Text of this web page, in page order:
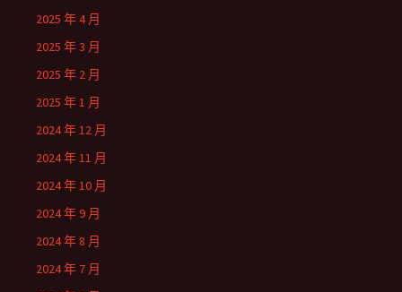
2025 年 4 月
2025 年 3 月
2025 年 2 月
2025 年 1 月
2024 年 12 月
2024 年 11 月
2024 年 10 月
2024 年 9 月
2024 年 8 月
2024 年 7 月